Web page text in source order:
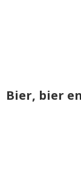
Bier, bier